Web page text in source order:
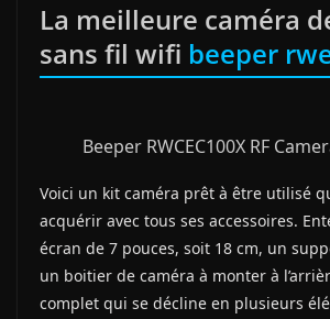
La meilleure caméra
sans fil wifi beeper
Beeper RWCEC100X RF
Voici un kit caméra prêt à être utilisé
acquérir avec tous ses accessoires.
écran de 7 pouces, soit 18 cm, un
un boitier de caméra à monter à
complet qui se décline en plusieurs